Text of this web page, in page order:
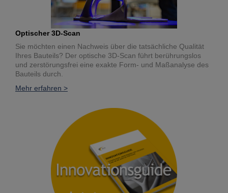
Optischer 3D-Scan
Sie möchten einen Nachweis über die tatsächliche Qualität
Ihres Bauteils? Der optische 3D-Scan führt berührungslos
und zerstörungsfrei eine exakte Form- und Maßanalyse des
Bauteils durch.
Mehr erfahren >